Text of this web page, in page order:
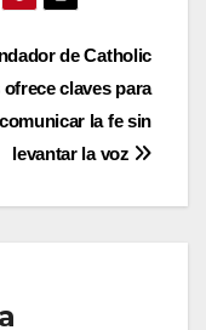
de Catholic
ofrece claves para
comunicar la fe sin
levantar la voz